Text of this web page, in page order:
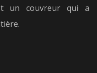
un couvreur qui a